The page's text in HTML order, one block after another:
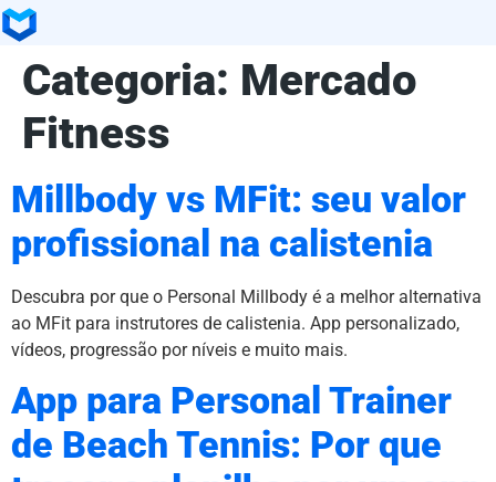
Categoria: Mercado
Fitness
Millbody vs MFit: seu valor
profissional na calistenia
Descubra por que o Personal Millbody é a melhor alternativa
ao MFit para instrutores de calistenia. App personalizado,
vídeos, progressão por níveis e muito mais.
App para Personal Trainer
de Beach Tennis: Por que